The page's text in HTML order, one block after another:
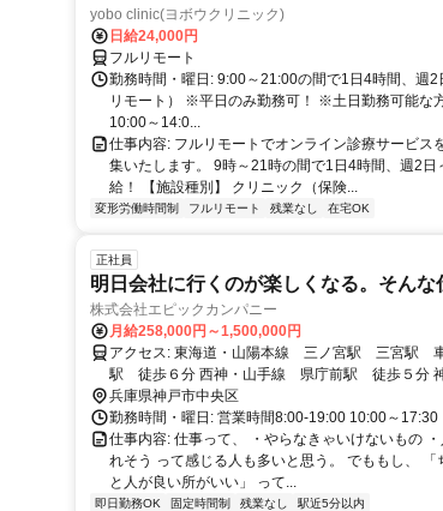
yobo clinic(ヨボウクリニック)
日給24,000円
フルリモート
勤務時間・曜日: 9:00～21:00の間で1日4時間、週
リモート） ※平日のみ勤務可！ ※土日勤務可能な
10:00～14:0...
仕事内容: フルリモートでオンライン診療サービス
集いたします。 9時～21時の間で1日4時間、週2日
給！ 【施設種別】 クリニック（保険...
変形労働時間制 フルリモート 残業なし 在宅OK
正社員
明日会社に行くのが楽しくなる。そんな
株式会社エピックカンパニー
月給258,000円～1,500,000円
アクセス: 東海道・山陽本線 三ノ宮駅 三宮駅 車７分 阪急神戸高速線 花隈
駅 徒歩６分 西神・山手線 県庁前駅 徒歩５分 神戸高速線 西元町駅 徒歩８
分 阪神本線 元町駅 神戸駅 徒歩10分 マイカー通勤OK（月極駐車場あり） * バ
イク・自転車通勤OK * 駅徒歩5分
兵庫県神戸市中央区
勤務時間・曜日: 営業時間8:00-19:00 10:00～17:30
仕事内容: 仕事って、 ・やらなきゃいけないもの
れそう って感じる人も多いと思う。 でももし、
と人が良い所がいい」 って...
即日勤務OK 固定時間制 残業なし 駅近5分以内